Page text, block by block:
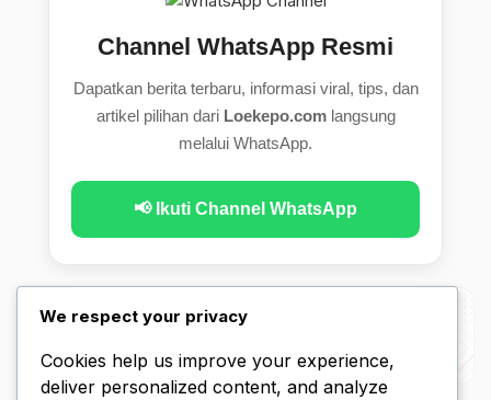
Channel WhatsApp Resmi
Dapatkan berita terbaru, informasi viral, tips, dan
artikel pilihan dari Loekepo.comlangsung
melalui WhatsApp.
📢 Ikuti Channel WhatsApp
We respect your privacy
Cookies help us improve your experience,
deliver personalized content, and analyze